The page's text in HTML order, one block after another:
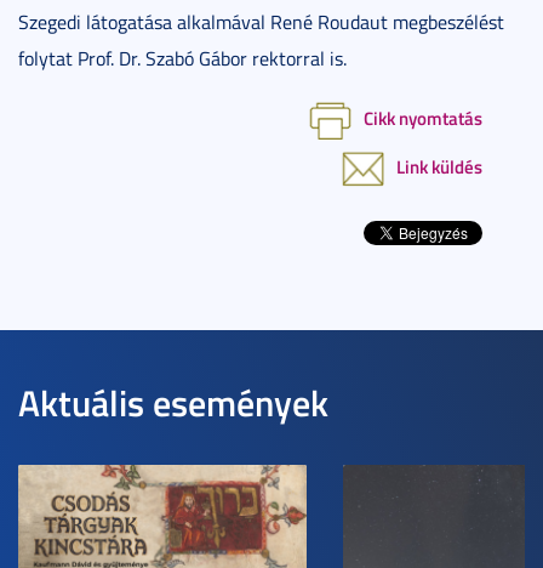
Szegedi látogatása alkalmával René Roudaut megbeszélést
folytat Prof. Dr. Szabó Gábor rektorral is.
Cikk nyomtatás
Link küldés
Aktuális események